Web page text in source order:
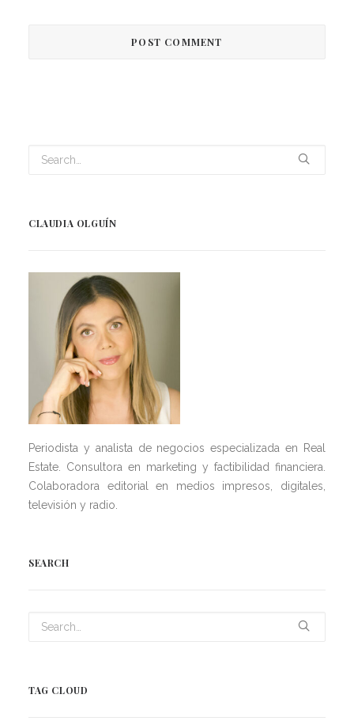
CLAUDIA OLGUÍN
Periodista y analista de negocios especializada en Real
Estate. Consultora en marketing y factibilidad financiera.
Colaboradora editorial en medios impresos, digitales,
televisión y radio.
SEARCH
TAG CLOUD